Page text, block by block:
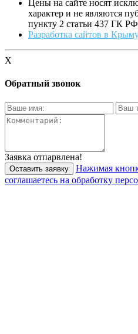
Цены на сайте носят
характер и не являются
пункту 2 статьи 437 ГК
Разработка сайтов в
X
Обратный звонок
Заявка отпарвлена!
Нажимая
соглашаетесь на обработку